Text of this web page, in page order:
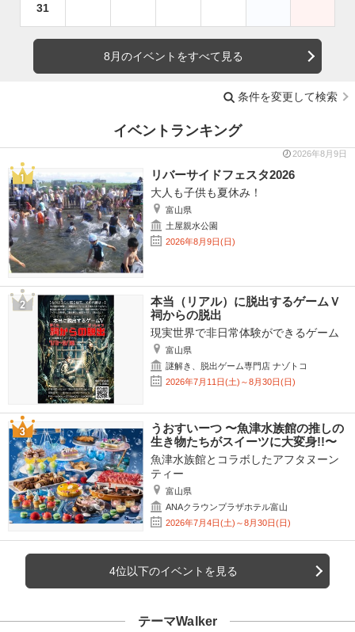
31
8月のイベントをすべて見る
条件を変更して検索
イベントランキング
2026年8月9日
リバーサイドフェスタ2026
大人も子供も夏休み！
富山県
土屋親水公園
2026年8月9日(日)
本当（リアル）に脱出するゲームＶ
祠からの脱出
現実世界で非日常体験ができるゲーム
富山県
謎解き、脱出ゲーム専門店 ナゾトコ
2026年7月11日(土)～8月30日(日)
うおすいーつ 〜魚津水族館の推しの
生き物たちがスイーツに大変身!!〜
魚津水族館とコラボしたアフタヌーン
ティー
富山県
ANAクラウンプラザホテル富山
2026年7月4日(土)～8月30日(日)
4位以下のイベントを見る
テーマWalker